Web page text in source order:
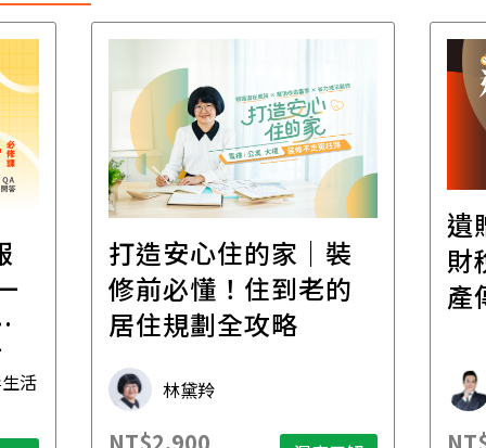
活
打造安心住的家｜裝
修前必懂！住到老的
居住規劃全攻略
林黛羚
遺
財
產